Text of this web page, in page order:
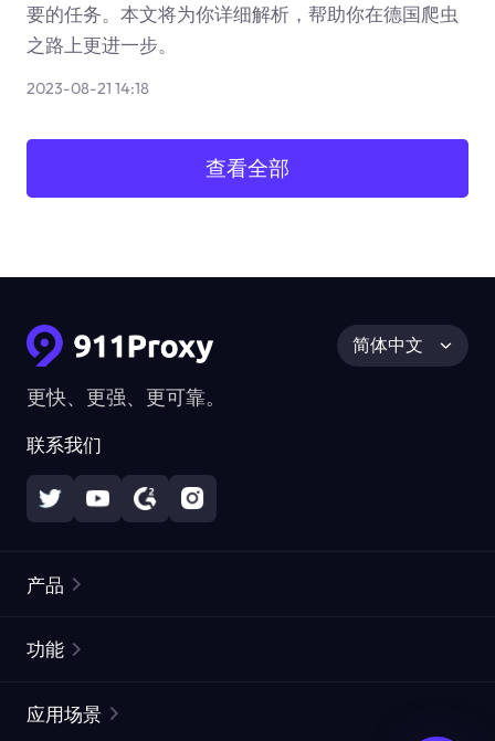
要的任务。本文将为你详细解析，帮助你在德国爬虫
之路上更进一步。
2023-08-21 14:18
查看全部
更快、更强、更可靠。
联系我们
简体中文
产品
静态住宅代理
功能
应用场景